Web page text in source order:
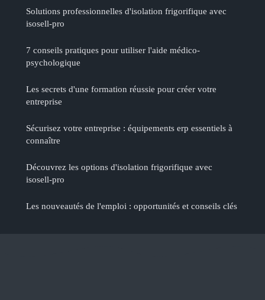
Solutions professionnelles d'isolation frigorifique avec
isosell-pro
7 conseils pratiques pour utiliser l'aide médico-
psychologique
Les secrets d'une formation réussie pour créer votre
entreprise
Sécurisez votre entreprise : équipements erp essentiels à
connaître
Découvrez les options d'isolation frigorifique avec
isosell-pro
Les nouveautés de l'emploi : opportunités et conseils clés